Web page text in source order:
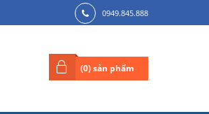
0949.845.888
(0) sản phẩm